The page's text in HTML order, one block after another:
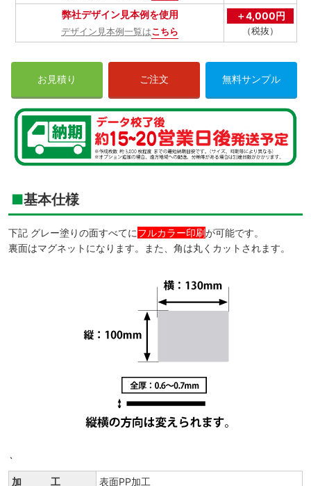
弊社デザイン見本例を使用
デザイン見本例一覧はこちら
＋4,000円
（税抜）
お見積り ご注文 無料サンプル
基本仕様
下記 グレー塗りの面すべてにフルカラー印刷が可能です。
裏面はマグネットになります。また、角は丸くカットされます。
`
加 工 表面PP加工